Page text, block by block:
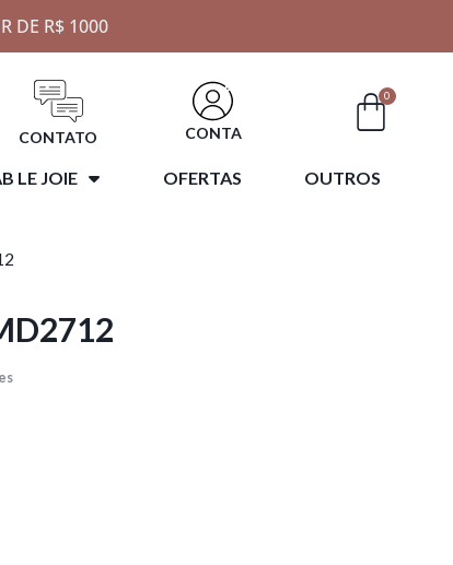
DE R$ 1000
CONTATO CONTA
0
LE JOIE OFERTAS OUTROS